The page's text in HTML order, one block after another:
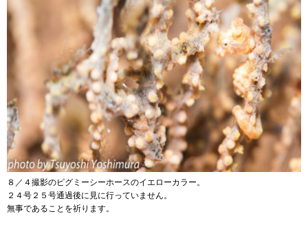
８／４撮影のピグミーシーホースのイエローカラー。
２４号２５号通過後に見に行っていません。
無事であることを祈ります。